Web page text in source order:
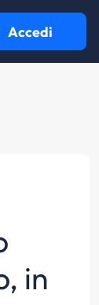
Accedi
in